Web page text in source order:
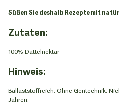
Süßen Sie deshalb Rezepte mit
Zutaten:
100% Dattelnektar
Hinweis:
Ballaststoffreich. Ohne Gentechnik.
Jahren.